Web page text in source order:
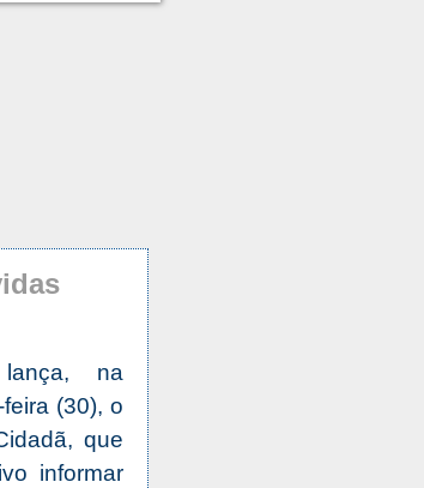
na
(30), o
que
informar